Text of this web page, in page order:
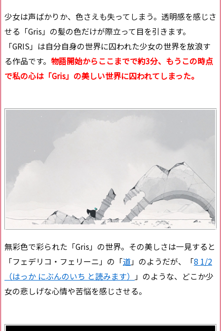
少女は声ばかりか、色さえも失ってしまう。透明感を感じさ
せる「Gris」の髪の色だけが際立って目を引きます。
「GRIS」は自分自身の世界に囚われた少女の世界を放浪す
る作品です。 物語開始からここまでで約3分、もうこの時点
で私の心は「Gris」の美しい世界に囚われてしまった。
無彩色で彩られた「Gris」の世界。その美しさは一見すると
「フェデリコ・フェリーニ」の「道」のようだが、「8 1/2
（はっか にぶんのいち と読みます）
」のような、どこか少
女の悲しげな心情や苦悩を感じさせる。